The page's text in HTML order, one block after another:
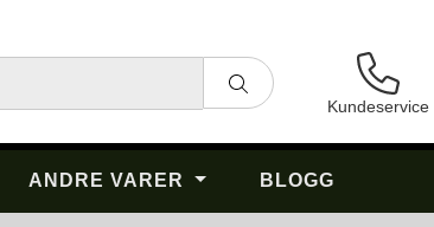
Kundeservice
ANDRE VARER BLOGG